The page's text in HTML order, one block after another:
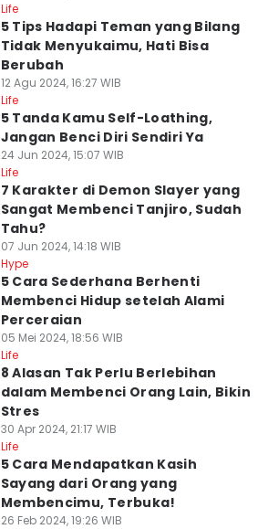
Life
5 Tips Hadapi Teman yang Bilang
Tidak Menyukaimu, Hati Bisa
Berubah
12 Agu 2024, 16:27 WIB
Life
5 Tanda Kamu Self-Loathing,
Jangan Benci Diri Sendiri Ya
24 Jun 2024, 15:07 WIB
Life
7 Karakter di Demon Slayer yang
Sangat Membenci Tanjiro, Sudah
Tahu?
07 Jun 2024, 14:18 WIB
Hype
5 Cara Sederhana Berhenti
Membenci Hidup setelah Alami
Perceraian
05 Mei 2024, 18:56 WIB
Life
8 Alasan Tak Perlu Berlebihan
dalam Membenci Orang Lain, Bikin
Stres
30 Apr 2024, 21:17 WIB
Life
5 Cara Mendapatkan Kasih
Sayang dari Orang yang
Membencimu, Terbuka!
26 Feb 2024, 19:26 WIB